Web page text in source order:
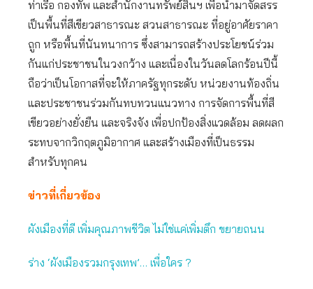
ท่าเรือ กองทัพ และสำนักงานทรัพย์สินฯ เพื่อนำมาจัดสรร
เป็นพื้นที่สีเขียวสาธารณะ สวนสาธารณะ ที่อยู่อาศัยราคา
ถูก หรือพื้นที่นันทนาการ ซึ่งสามารถสร้างประโยชน์ร่วม
กันแก่ประชาชนในวงกว้าง และเนื่องในวันลดโลกร้อนปีนี้
ถือว่าเป็นโอกาสที่จะให้ภาครัฐทุกระดับ หน่วยงานท้องถิ่น
และประชาชนร่วมกันทบทวนแนวทาง การจัดการพื้นที่สี
เขียวอย่างยั่งยืน และจริงจัง เพื่อปกป้องสิ่งแวดล้อม ลดผลก
ระทบจากวิกฤตภูมิอากาศ และสร้างเมืองที่เป็นธรรม
สำหรับทุกคน
ข่าวที่เกี่ยวข้อง
ผังเมืองที่ดี เพิ่มคุณภาพชีวิต ไม่ใช่แค่เพิ่มตึก ขยายถนน
ร่าง ‘ผังเมืองรวมกรุงเทพ’… เพื่อใคร ?